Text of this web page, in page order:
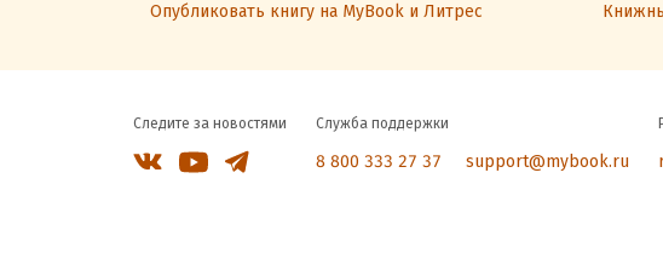
Опубликовать книгу на MyBook и Литрес
Следите за новостями Служба поддержки
8 800 333 27 37 support@mybook.ru